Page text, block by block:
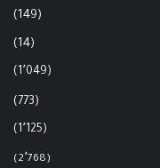
(149)
(14)
(1٬049)
(773)
(1٬125)
(2٬768)